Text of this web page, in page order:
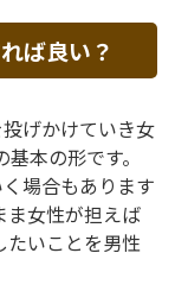
ば良い？
げかけていき女
本の形です。
場合もあります
ま女性が担えば
たいことを男性